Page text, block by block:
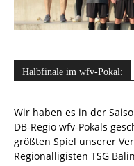
Halbfinale im wfv-Pokal:
Wir haben es in der
DB-Regio wfv-Pokals
größten Spiel unserer
Regionalligisten TSG